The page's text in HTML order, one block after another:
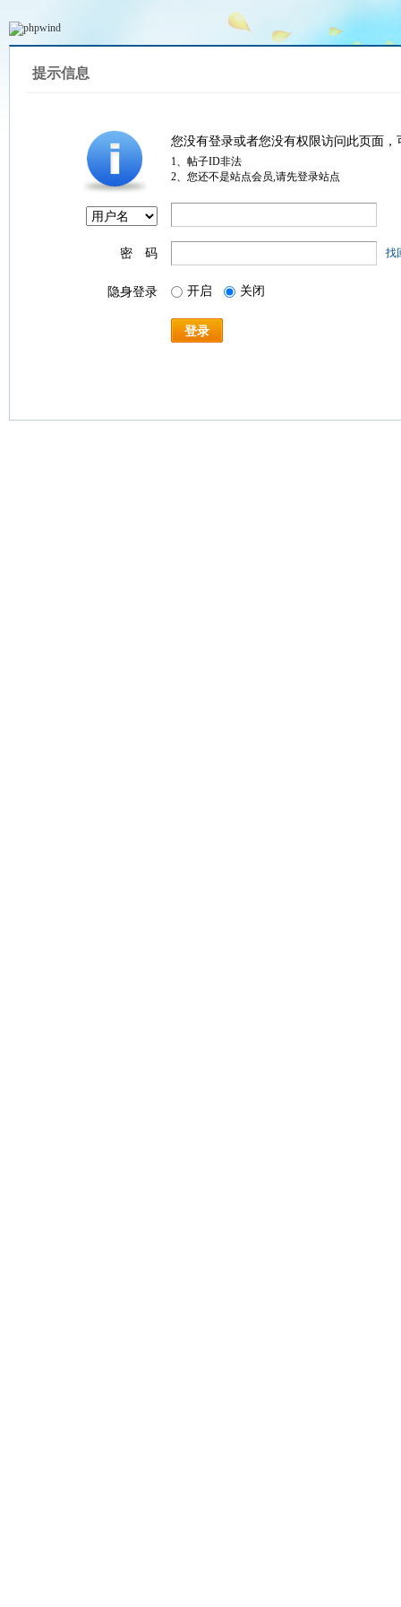
提示信息
您没有登录或者您没有权限访问此页面
1、帖子ID非法
2、您还不是站点会员,请先登录站点
密 码 找
隐身登录 开启 关闭
登录